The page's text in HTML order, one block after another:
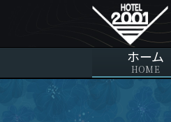
ホ
テ
ル
ホーム
HOME